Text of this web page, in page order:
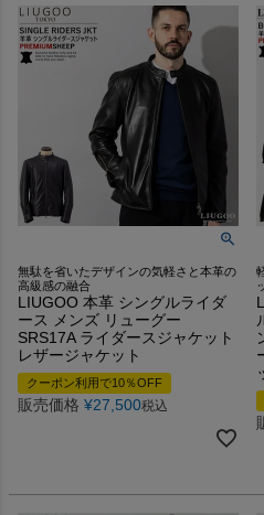
無駄を省いたデザインの気軽さと本革の
高級感の融合
LIUGOO 本革 シングルライダ
ース メンズ リューグー
SRS17A ライダースジャケット
レザージャケット
クーポン利用で10％OFF
販売価格 ¥27,500税込